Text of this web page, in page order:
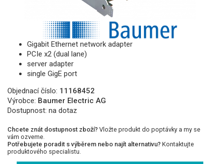
Gigabit Ethernet network adapter
PCIe x2 (dual lane)
server adapter
single GigE port
Objednací číslo: 11168452
Výrobce: Baumer Electric AG
Dostupnost: na dotaz
Chcete znát dostupnost zboží? Vložte produkt do poptávky a my se
vám ozveme.
Potřebujete poradit s výběrem nebo najít alternativu? Kontaktujte
produktového specialistu.